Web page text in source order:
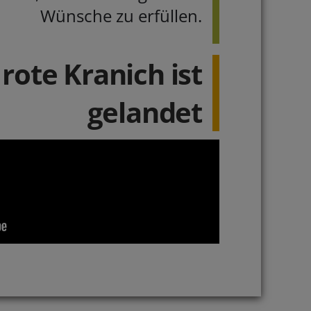
Wünsche zu erfüllen.
Kranich ist
gelandet